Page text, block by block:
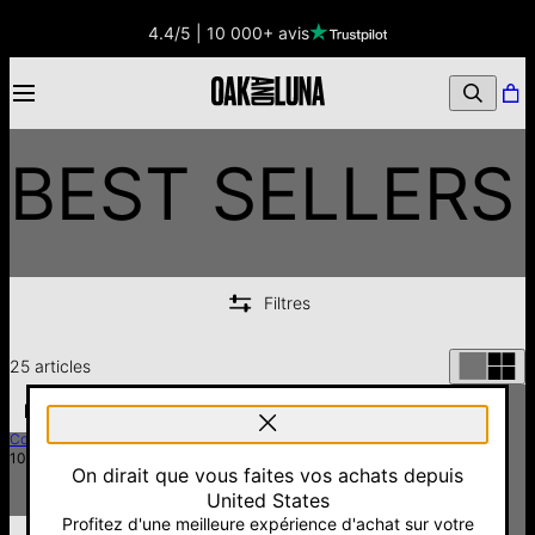
4.4/5 | 10 000+ avis
BEST SELLERS
Filtres
25 articles
Collier Inez Initiale - Plaqué Or
100 €
Collier Willow Plaque Initiale en
85 €
On dirait que vous faites vos achats depuis
United States
Profitez d'une meilleure expérience d'achat sur votre